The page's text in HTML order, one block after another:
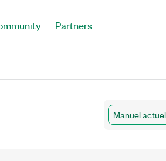
Partners
Manuel actuel